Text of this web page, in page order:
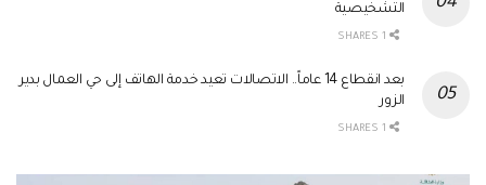
التشخيصية
بعد انقطاع 14 عاماً.. الاتصالات تعيد خدمة الهاتف إلى حي العمال بدير
الزور